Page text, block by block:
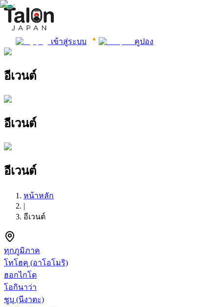
เข้าสู่ระบบ คูปอง
อีเวนต์
อีเวนต์
อีเวนต์
หน้าหลัก
|
อีเวนต์
ทุกภูมิภาค
โทโฮคุ (อาโอโมริ)
ฮอกไกโด
โอกินาว่า
ชูบุ (นีงาตะ)